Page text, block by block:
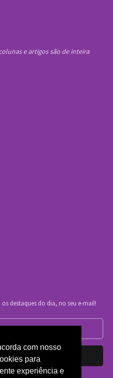
e artigos são de inteira
os destaques do dia, no seu e-mail!
se
com nosso
para
experiência e